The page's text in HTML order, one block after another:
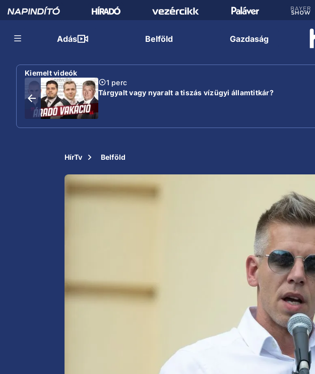
Adás Belföld Gazdaság
Kiemelt videók
1 perc
Tárgyalt vagy nyaralt a tiszás vízügyi államtitkár?
HírTv Belföld